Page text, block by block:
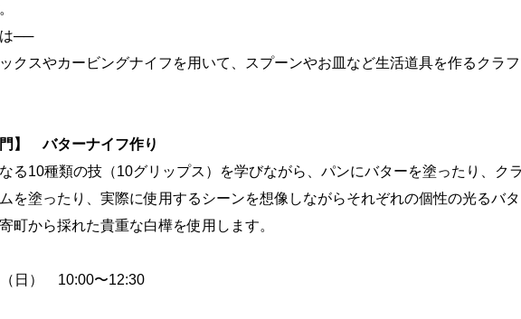
──
クスやカービングナイフを用いて、スプーンやお皿など生活道具を作るクラ
門】 バターナイフ作り
る10種類の技（10グリップス）を学びながら、パンにバターを塗ったり、ク
を塗ったり、実際に使用するシーンを想像しながらそれぞれの個性の光るバ
町から採れた貴重な白樺を使用します。
（日） 10:00〜12:30